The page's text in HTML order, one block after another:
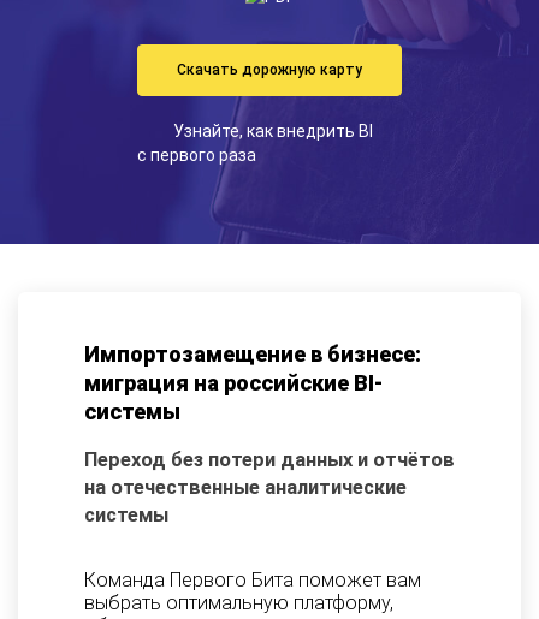
Скачать дорожную карту
Узнайте, как внедрить BI
с первого раза
Импортозамещение в бизнесе:
миграция на российские BI-
системы
Переход без потери данных и отчётов
на отечественные аналитические
системы
Команда Первого Бита поможет вам
выбрать оптимальную платформу,